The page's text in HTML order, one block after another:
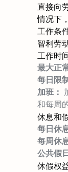
直接向
情况下
工作条
智利劳
工作时
最大正
每日限
加班：
和每周
休息和
每日休
每周休
公共假
休假权